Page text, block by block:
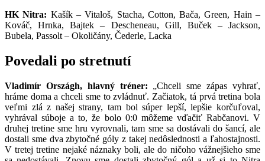
HK Nitra: Kašík – Vitaloš, Stacha, Cotton, Bača, Green, Hain –
Kováč, Hrnka, Bajtek – Descheneau, Gill, Buček – Jackson,
Bubela, Passolt – Okoličány, Čederle, Lacka
Povedali po stretnutí
Vladimír Országh, hlavný tréner: „Chceli sme zápas vyhrať,
hráme doma a chceli sme to zvládnuť. Začiatok, tá prvá tretina bola
veľmi zlá z našej strany, tam bol súper lepší, lepšie korčuľoval,
vyhrával súboje a to, že bolo 0:0 môžeme vďačiť Rabčanovi. V
druhej tretine sme hru vyrovnali, tam sme sa dostávali do šancí, ale
dostali sme dva zbytočné góly z takej nedôslednosti a ľahostajnosti.
V tretej tretine nejaké náznaky boli, ale do ničoho vážnejšieho sme